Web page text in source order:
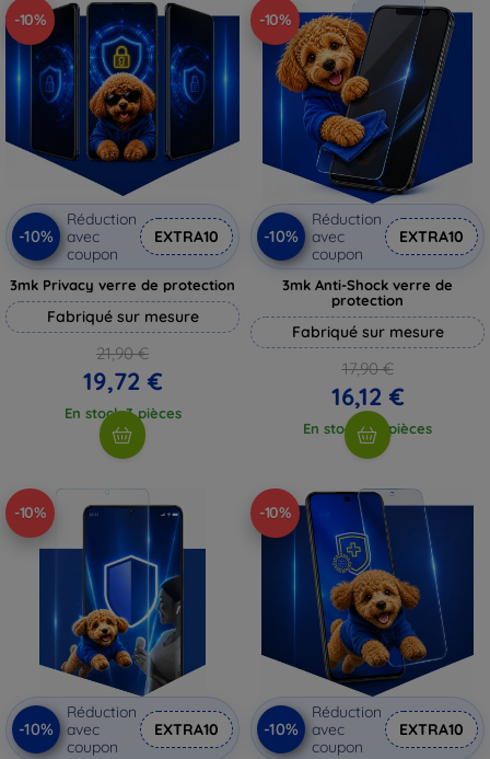
-10%
-10%
Réduction
avec
coupon
EXTRA10
3mk Privacy verre de protection
Fabriqué sur mesure
21,90 €
19,72 €
En stock 3 pièces
-10%
-10%
Réduction
avec
coupon
EXTRA10
3mk Anti-Shock verre de
protection
Fabriqué sur mesure
17,90 €
16,12 €
En stock > 5 pièces
-10%
-10%
Réduction
avec
coupon
EXTRA10
-10%
-10%
Réduction
avec
coupon
EXTRA10